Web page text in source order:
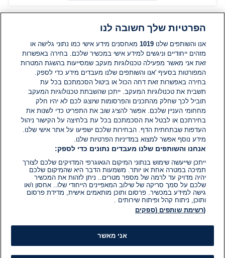
תגובות
אין עדיין תגובות. היה הראשון להגיב
הוסף תגובה
הפרטיות שלך חשובה לנו
אנו והשותפים שלנו1019 מאחסנים מידע אישי כמו נתוני גלישה או
מזהים ייחודיים וניגשים למידע אישי במכשיר שלכם. בחירה באפשרות
זאת אני מאשר מפעילה טכנולוגיות מעקב שמסייעות בהשגת המטרות
המפורטות בסעיף 'אנו והשותפים שלנו מעבדים מידע כדי לספק.
בחירה באפשרות זאת דחה הכול או ביטול הסכמתכם בכל עת
תשבית את טכנולוגיות המעקב. ייתכן שהשבתת טכנולוגיות המעקב
תוביל לכך שחלק מהתכנים והפרסומות שיוצגו לכם לא יהיו חלק
מחחומי העניין שלכם. אפשר להציג שוב את התפריט כדי לשנות את
בחירתכם או לבטל את הסכמתכם בכל עת בלחיצה על הקישור ניהול
העדפות שבתחתית הדף. הבחירות שלכם ישפיעו על אתר אישי שלנו.
מידע נוסף אפשר למצוא במדיניות הפרטיות שלנו.
אנחנו והשותפים שלנו מעבדים נתונים כדי לספק:
ייתכן שייעשה שימוש בנתוני המיקום הגאוגרפי המדויקים שלכם לצורך
תמיכה במטרה אחת או יותר. משמעות הדבר היא שהמיקום שלכם
יהיה מדויק עד לרמה של מספר מטרים.. ניתן לזהות את המכשיר
שלכם על סמך סריקה של שילוב המאפיינים הייחודי שלו.. אחסון ו/או
גישה למידע במכשיר. פרסום ותוכן מותאמים אישית, מדידת פרסום
ותוכן, ניתוח קהל ופיתוח שירותים .
(רשימת שותפים (ספקים
אני מאשר